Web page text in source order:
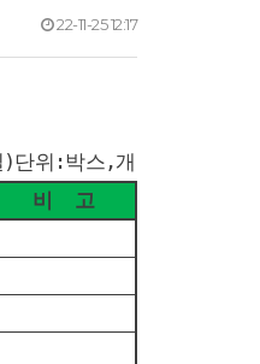
22-11-25 12:17
단위:박스,개
비 고